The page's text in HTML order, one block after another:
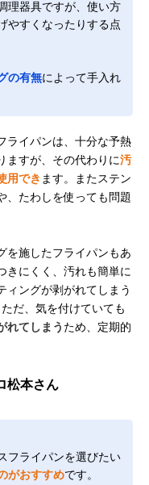
理器具ですが、使い方
やすくなったりする点
の有無によって手入れ
ライパンは、十分な予熱
ますが、その代わりに汚
用でき ます。また​​ステン
、たわしを使っても問題
を施したフライパンもあ
きにくく、汚れも簡単に
ィングが剥がれてしまう
だ、気を付けていても
れてしまう ため、定期的
松本さん
フライパンを選びたい
がおすすめです。